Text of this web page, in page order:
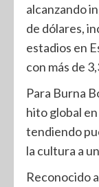
alcanzando
de dólares,
estadios en
con más de
Para Burna
hito global
tendiendo
la cultura a
Reconocido